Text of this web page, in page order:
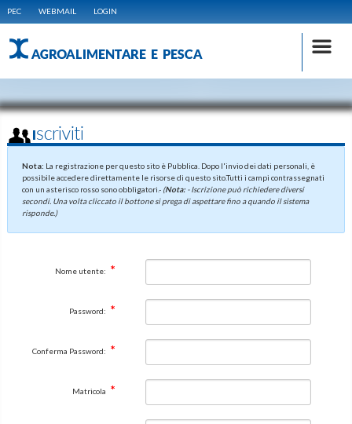
PEC WEBMAIL LOGIN
AGROALIMENTARE E PESCA
Iscriviti
Nota: La registrazione per questo sito è Pubblica. Dopo l'invio dei dati personali, è
possibile accedere direttamente le risorse di questo sito.Tutti i campi contrassegnati
con un asterisco rosso sono obbligatori.- (Nota:- Iscrizione può richiedere diversi
secondi. Una volta cliccato il bottone si prega di aspettare fino a quando il sistema
risponde.)
Nome utente:
Password:
Conferma Password:
Matricola